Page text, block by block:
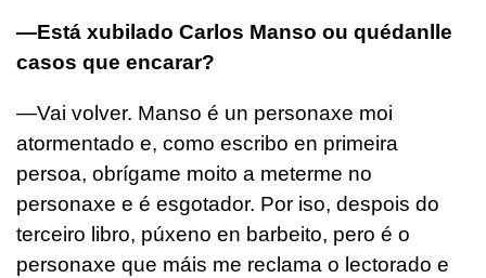
—Está xubilado Carlos Manso ou quédanlle
casos que encarar?
—Vai volver. Manso é un personaxe moi
atormentado e, como escribo en primeira
persoa, obrígame moito a meterme no
personaxe e é esgotador. Por iso, despois do
terceiro libro, púxeno en barbeito, pero é o
personaxe que máis me reclama o lectorado e